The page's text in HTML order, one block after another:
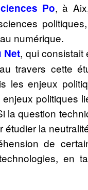
Po, à
numérique.
Net, qui consistait
travers cette
les enjeux
politiques
la question
la
de
en